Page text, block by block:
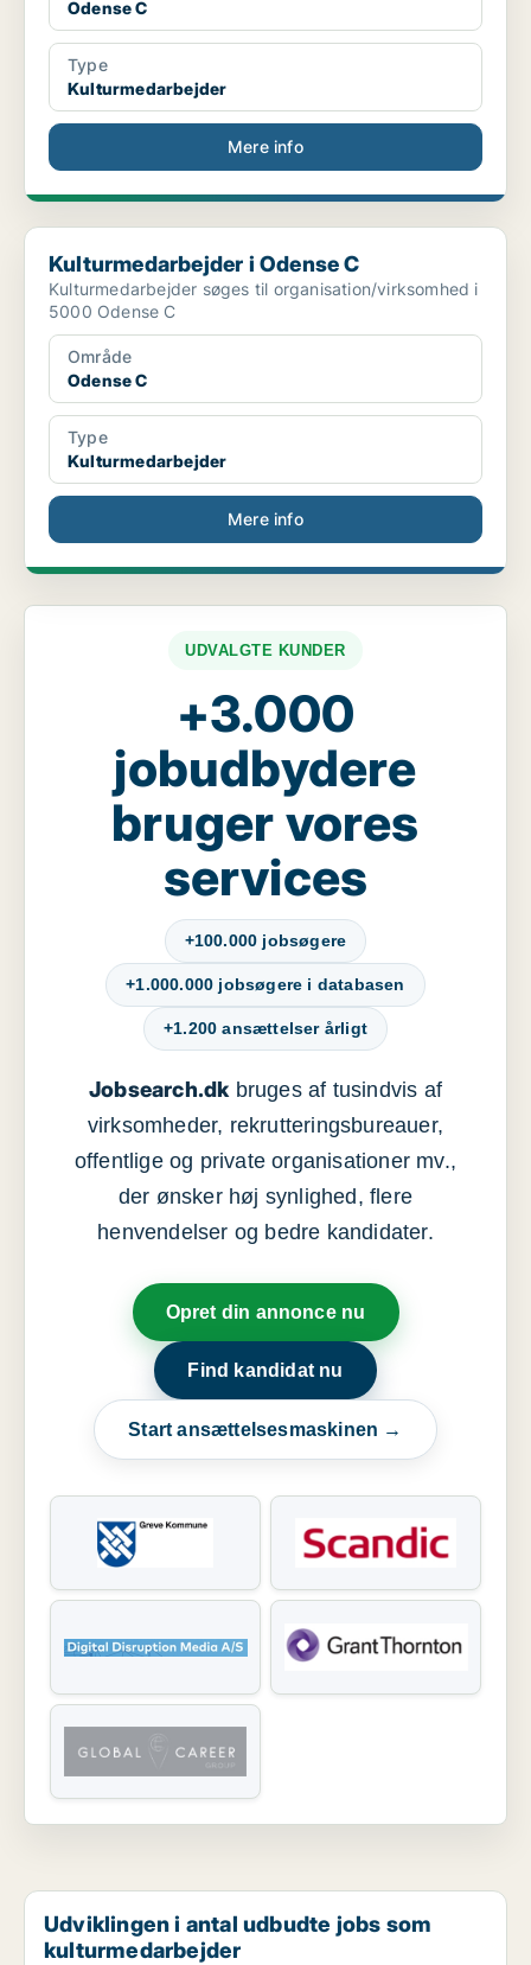
Odense C
Type
Kulturmedarbejder
Mere info
Kulturmedarbejder i Odense C
Kulturmedarbejder i Odense C
Kulturmedarbejder søges til organisation/virksomhed i
5000 Odense C
Område
Odense C
Type
Kulturmedarbejder
Mere info
UDVALGTE KUNDER
+3.000
jobudbydere
bruger vores
services
+100.000 jobsøgere
+1.000.000 jobsøgere i databasen
+1.200 ansættelser årligt
Jobsearch.dkbruges af tusindvis af
virksomheder, rekrutteringsbureauer,
offentlige og private organisationer mv.,
der ønsker høj synlighed, flere
henvendelser og bedre kandidater.
Opret din annonce nu
Find kandidat nu
Start ansættelsesmaskinen →
Udviklingen i antal udbudte jobs som
kulturmedarbejder